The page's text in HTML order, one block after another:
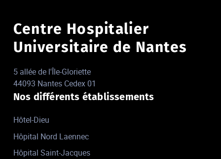
Centre Hospitalier
Universitaire de Nantes
5 allée de l'Île-Gloriette
44093 Nantes Cedex 01
Nos différents établissements
Hôtel-Dieu
Hôpital Nord Laennec
Hôpital Saint-Jacques